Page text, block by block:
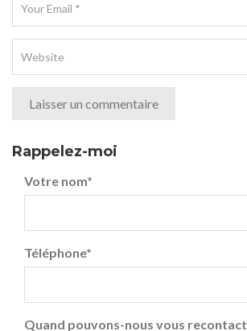
Rappelez-moi
Votre nom*
Téléphone*
Quand pouvons-nous vous